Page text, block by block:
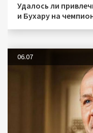
Удалось ли
и Бухару на
06.07